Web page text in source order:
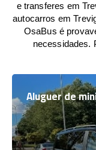
e transferes em
autocarros em
OsaBus é
necessidades.
Aluguer de